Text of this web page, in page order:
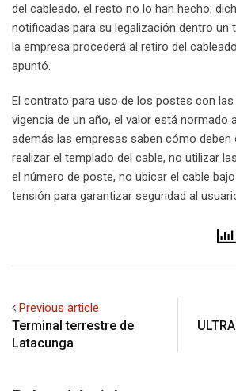
del cableado, el resto no lo han hecho;
notificadas para su legalización dentro un
la empresa procederá al retiro del
apuntó.
El contrato para uso de los postes con las
vigencia de un año, el valor está normado
además las empresas saben cómo deben
realizar el templado del cable, no utilizar
el número de poste, no ubicar el cable
tensión para garantizar seguridad al
Previous article
Terminal terrestre de
Latacunga